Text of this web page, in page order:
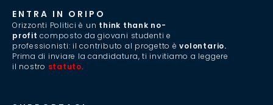
ENTRA IN ORIPO
Orizzonti Politici è un think thank no-
profit composto da giovani studenti e
professionisti: il contributo al progetto èvolontario.
Prima di inviare la candidatura, ti invitiamo a leggere
il nostro statuto.